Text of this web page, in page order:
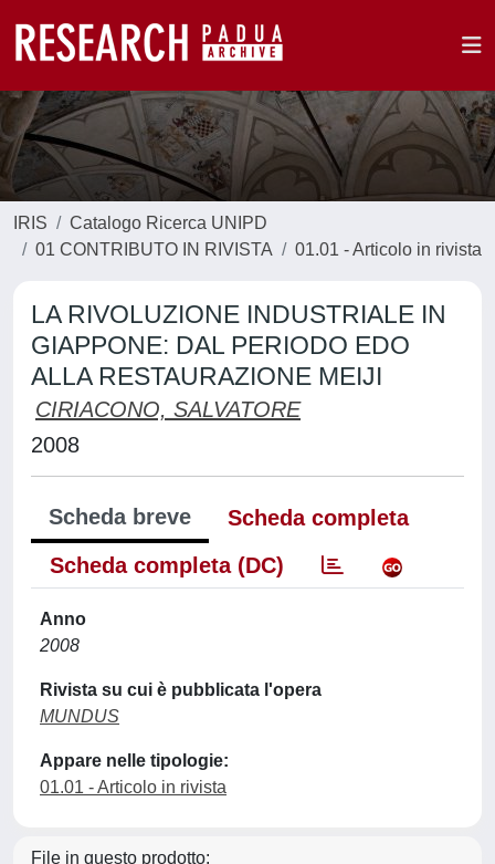
IRIS
Catalogo Ricerca UNIPD
01 CONTRIBUTO IN RIVISTA
01.01 - Articolo in rivista
LA RIVOLUZIONE INDUSTRIALE IN
GIAPPONE: DAL PERIODO EDO
ALLA RESTAURAZIONE MEIJI
CIRIACONO, SALVATORE
2008
Scheda breve
Scheda completa
Scheda completa (DC)
Anno
2008
Rivista su cui è pubblicata l'opera
MUNDUS
Appare nelle tipologie:
01.01 - Articolo in rivista
File in questo prodotto: